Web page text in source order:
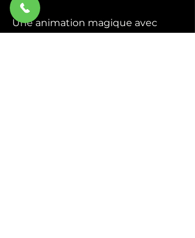
Une animation magique avec